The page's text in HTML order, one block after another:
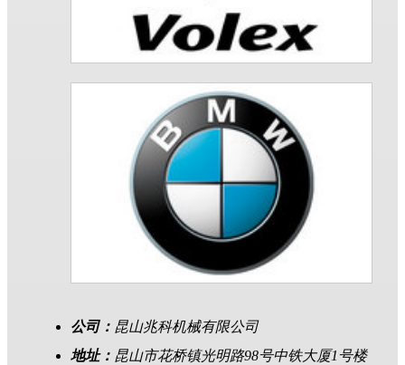
公司： 昆山兆科机械有限公司
地址： 昆山市花桥镇光明路98号中铁大厦1号楼